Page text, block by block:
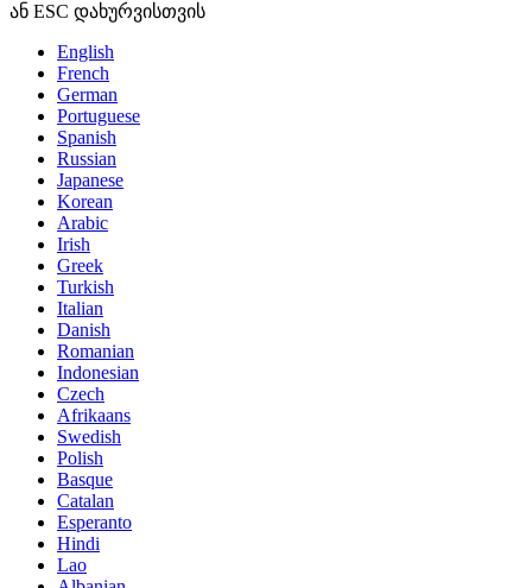
ან ESC დახურვისთვის
English
French
German
Portuguese
Spanish
Russian
Japanese
Korean
Arabic
Irish
Greek
Turkish
Italian
Danish
Romanian
Indonesian
Czech
Afrikaans
Swedish
Polish
Basque
Catalan
Esperanto
Hindi
Lao